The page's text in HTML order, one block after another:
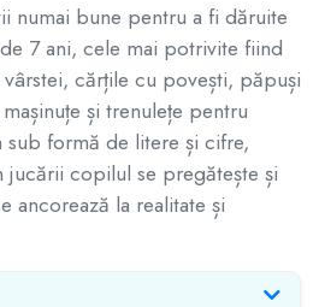
numai bune pentru a fi dăruite
7 ani, cele mai potrivite fiind
cărțile cu povești, păpuși
și trenulețe pentru
formă de litere și cifre,
copilul se pregătește și
ancorează la realitate și